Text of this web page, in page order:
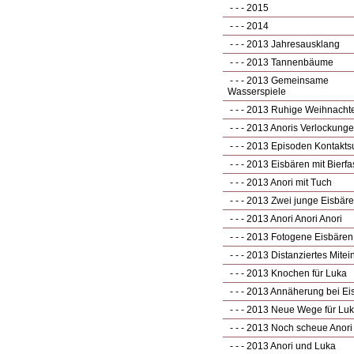
- - - 2015
- - - 2014
- - - 2013 Jahresausklang
- - - 2013 Tannenbäume
- - - 2013 Gemeinsame
Wasserspiele
- - - 2013 Ruhige
- - - 2013 Anoris
- - - 2013 Episoden
- - - 2013 Eisbären mit
- - - 2013 Anori mit Tuch
- - - 2013 Zwei junge
- - - 2013 Anori Anori Anori
- - - 2013 Fotogene Eisbären
- - - 2013 Distanziertes
- - - 2013 Knochen für Luka
- - - 2013 Annäherung bei
- - - 2013 Neue Wege für
- - - 2013 Noch scheue Anori
- - - 2013 Anori und Luka